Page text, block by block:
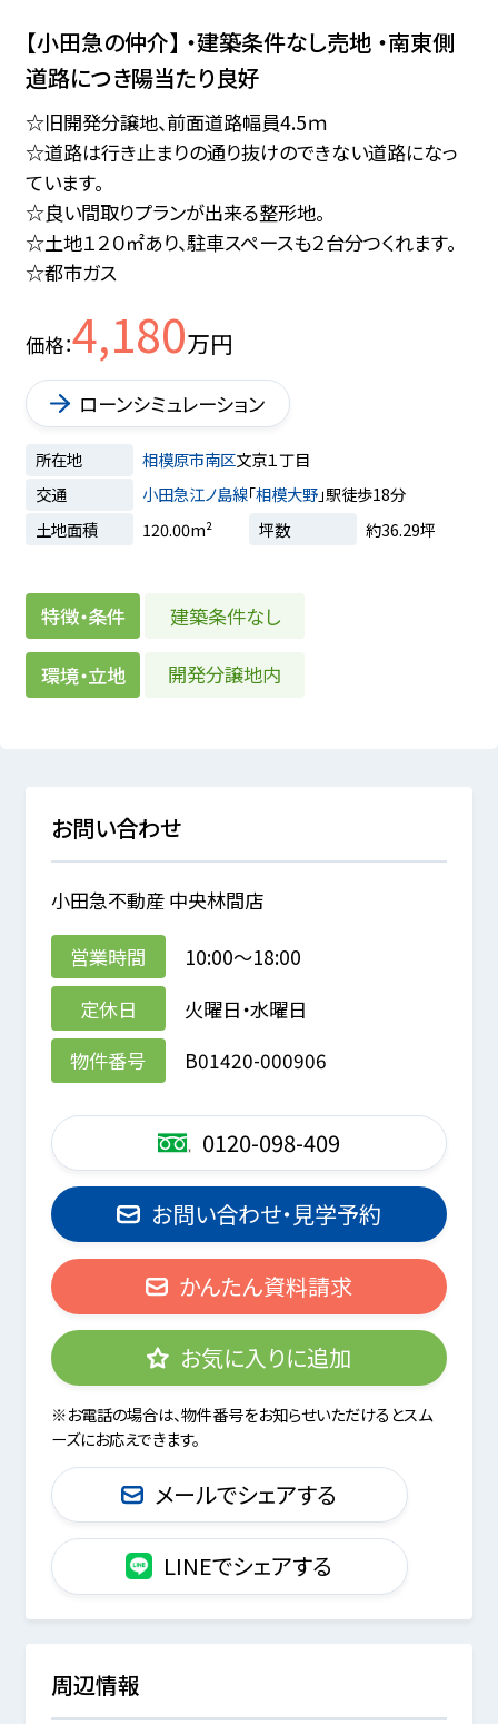
【小田急の仲介】 ・建築条件なし売地 ・南東側
道路につき陽当たり良好
☆旧開発分譲地、前面道路幅員4.5ｍ
☆道路は行き止まりの通り抜けのできない道路になっ
ています。
☆良い間取りプランが出来る整形地。
☆土地１２０㎡あり、駐車スペースも２台分つくれます。
☆都市ガス
価格 4,180万円
ローンシミュレーション
所在地 相模原市南区文京１丁目
交通
小田急江ノ島線「相模大野」駅徒歩18分
土地面積
120.00m² 坪数 約36.29坪
特徴・条件 建築条件なし
環境・立地 開発分譲地内
お問い合わせ
小田急不動産 中央林間店
営業時間
10:00～18:00
定休日
火曜日・水曜日
物件番号
B01420-000906
0120-098-409
お問い合わせ・見学予約
かんたん資料請求
お気に入りに追加
※お電話の場合は、物件番号をお知らせいただけるとスム
ーズにお応えできます。
メールでシェアする
LINEでシェアする
周辺情報